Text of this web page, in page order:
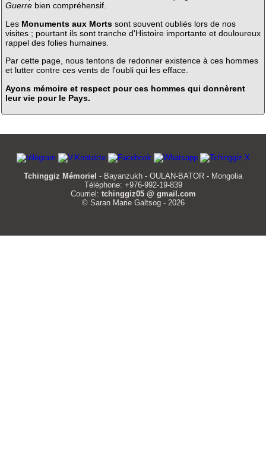
Guerrebien compréhensif.
Les Monuments aux Mortssont souvent oubliés lors de nos
visites ; pourtant ils sont tranche d'Histoire importante et douloureux
rappel des folies humaines.
Par cette page, nous tentons de redonner existence à ces hommes
et lutter contre ces vents de l'oubli qui les efface.
Ayons mémoire et respect pour ces hommes qui donnèrent
leur vie pour le Pays.
Tchinggiz Mémoriel - Bayanzukh - OULAN-BATOR - Mongolia
Téléphone: +976-992-19-839
Courriel: tchinggiz05 @ gmail.com
© Saran Marie Galtsog - 2026